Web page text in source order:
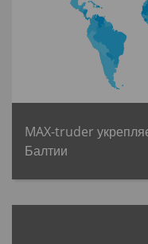
MAX-truder
Балтии